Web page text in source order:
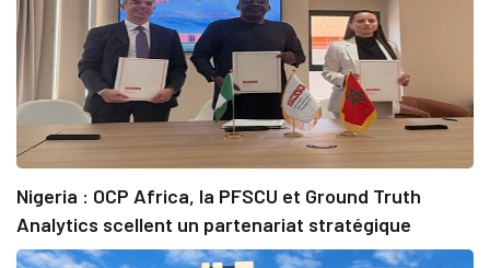
Nigeria : OCP Africa, la PFSCU et Ground Truth
Analytics scellent un partenariat stratégique